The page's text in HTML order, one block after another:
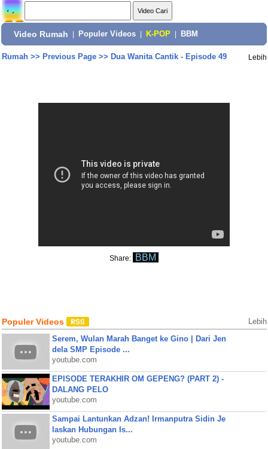
Video Rumah Populer Videos K-POP BBM
Rumah>> Previous Page>> Dua Wanita Cantik - Episode 49 Lebih
Share: BBM
Populer Videos Lebih
Serem, Wulan Marah Banget ke Gino | Dari Jen
dela SMP Episode ...
youtube.com
EPISODE TERAKHIR OM GEPENG? (PART 2) -
DALANG PELO
youtube.com
Sampai Lantunkan Adzan! Irmanputra Sidin Je
laskan Hubungan Is...
youtube.com